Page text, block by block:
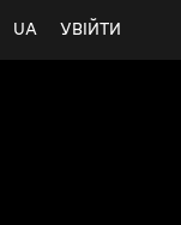
УВІЙТИ
UA